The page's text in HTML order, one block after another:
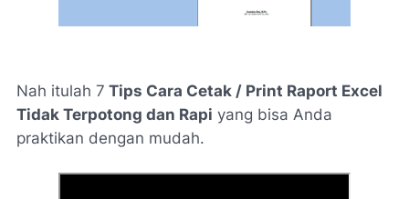
Nah itulah 7 Tips Cara Cetak / Print Raport Excel
Tidak Terpotong dan Rapi yang bisa Anda
praktikan dengan mudah.